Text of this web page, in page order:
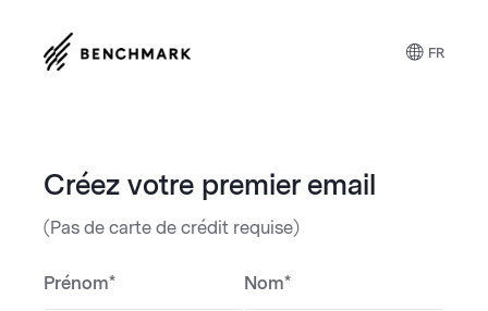
FR
Créez votre premier email
(Pas de carte de crédit requise)
Prénom* Nom*